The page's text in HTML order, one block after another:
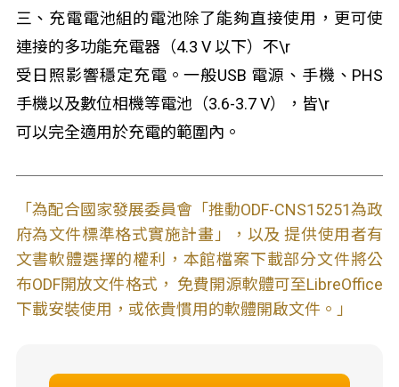
三、充電電池組的電池除了能夠直接使用，更可使
連接的多功能充電器（4.3 V 以下）不\r
受日照影響穩定充電。一般USB 電源、手機、PHS
手機以及數位相機等電池（3.6-3.7 V），皆\r
可以完全適用於充電的範圍內。
「為配合國家發展委員會「推動ODF-CNS15251為政
府為文件標準格式實施計畫」，以及 提供使用者有
文書軟體選擇的權利，本館檔案下載部分文件將公
布ODF開放文件格式， 免費開源軟體可至LibreOffice
下載安裝使用，或依貴慣用的軟體開啟文件。」